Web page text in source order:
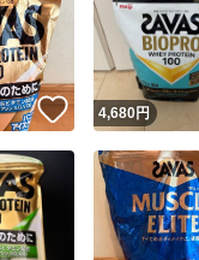
いいね！
4,680円